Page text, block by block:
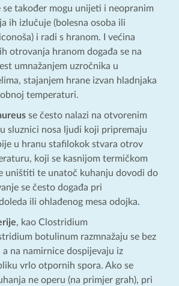
se također mogu unijeti i neopranim
ih izlučuje (bolesna osoba ili
i radi s hranom. I većina
otrovanja hranom događa se na
umnažanjem uzročnika u
stajanjem hrane izvan hladnjaka
temperaturi.
se često nalazi na otvorenim
sluznici nosa ljudi koji pripremaju
u hranu stafilokok stvara otrov
koji se kasnijom termičkom
uništiti te unatoč kuhanju dovodi do
se često događa pri
ili ohlađenog mesa odojka.
, kao Clostridium
botulinum razmnažaju se bez
na namirnice dospijevaju iz
vrlo otpornih spora. Ako se
ne operu (na primjer grah), pri